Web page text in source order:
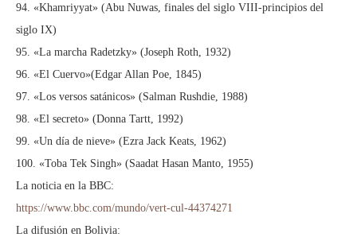
94. «Khamriyyat» (Abu Nuwas, finales del siglo VIII-principios del
siglo IX)
95. «La marcha Radetzky» (Joseph Roth, 1932)
96. «El Cuervo»(Edgar Allan Poe, 1845)
97. «Los versos satánicos» (Salman Rushdie, 1988)
98. «El secreto» (Donna Tartt, 1992)
99. «Un día de nieve» (Ezra Jack Keats, 1962)
100. «Toba Tek Singh» (Saadat Hasan Manto, 1955)
La noticia en la BBC:
https://www.bbc.com/mundo/vert-cul-44374271
La difusión en Bolivia: